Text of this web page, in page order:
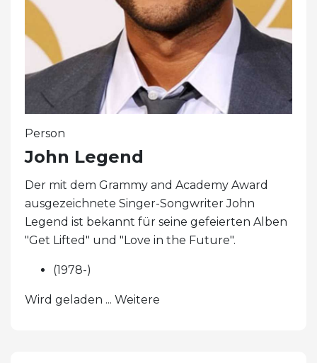
Person
John Legend
Der mit dem Grammy and Academy Award
ausgezeichnete Singer-Songwriter John
Legend ist bekannt für seine gefeierten Alben
"Get Lifted" und "Love in the Future".
(1978-)
Wird geladen ... Weitere